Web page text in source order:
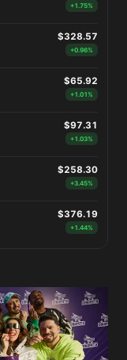
+1.75%
$328.57
+0.96%
$65.92
+1.01%
$97.31
+1.03%
$258.30
+3.45%
$376.19
+1.44%